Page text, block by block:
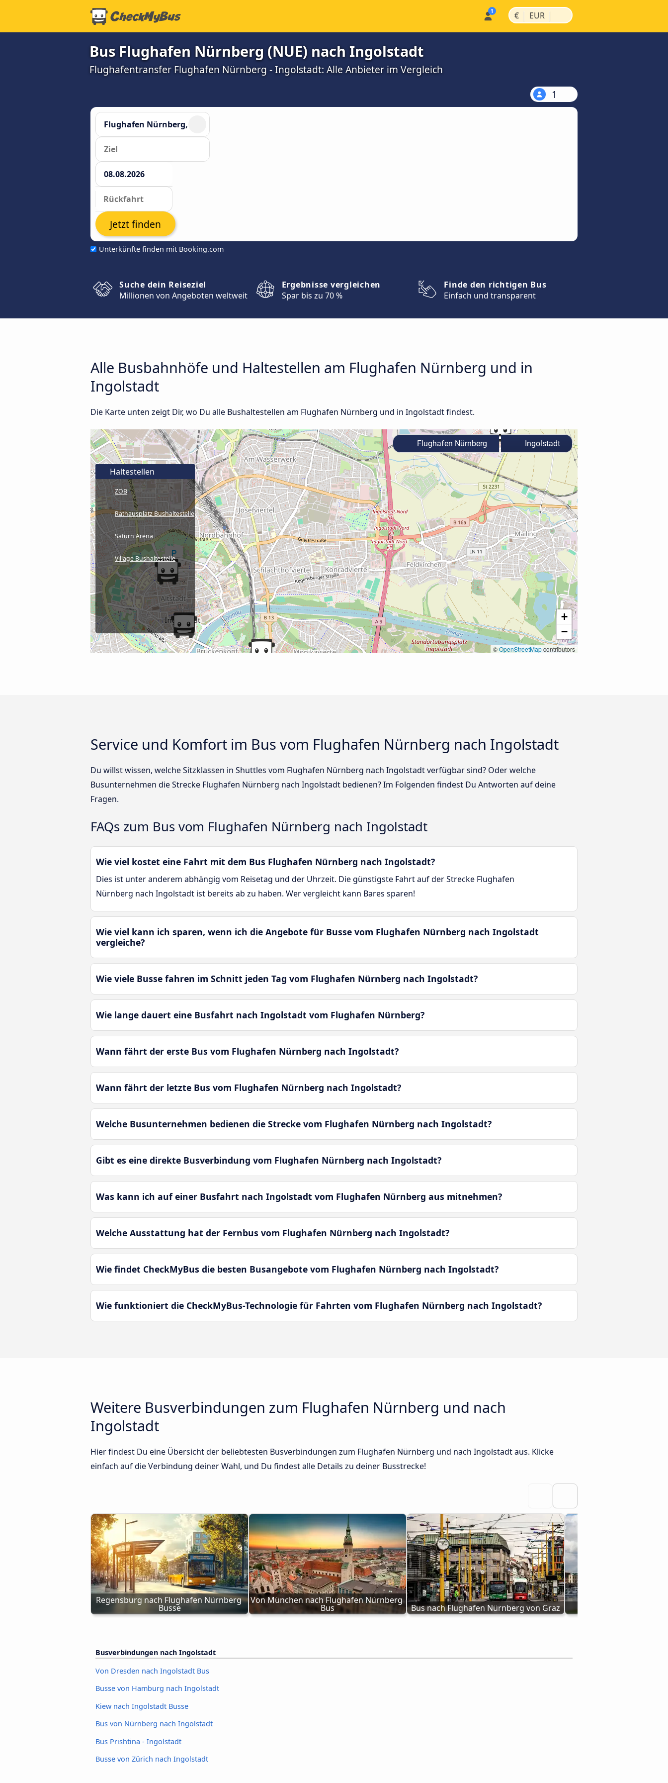
€ | EUR |
Bus Flughafen Nürnberg (NUE) nach Ingolstadt
Flughafentransfer Flughafen Nürnberg - Ingolstadt: Alle Anbieter im Vergleich
1
Unterkünfte finden mit Booking.com
Jetzt finden
Suche dein Reiseziel
Millionen von Angeboten weltweit
Ergebnisse vergleichen
Spar bis zu 70 %
Finde den richtigen Bus
Einfach und transparent
Alle Busbahnhöfe und Haltestellen am Flughafen Nürnberg und in
Ingolstadt
Die Karte unten zeigt Dir, wo Du alle Bushaltestellen am Flughafen Nürnberg und in Ingolstadt findest.
+
−
©OpenStreetMapcontributors
Haltestellen
ZOB
Rathausplatz Bushaltestelle
Saturn Arena
Village Bushaltestelle
Flughafen Nürnberg Ingolstadt
Service und Komfort im Bus vom Flughafen Nürnberg nach Ingolstadt
Du willst wissen, welche Sitzklassen in Shuttles vom Flughafen Nürnberg nach Ingolstadt verfügbar sind? Oder welche
Busunternehmen die Strecke Flughafen Nürnberg nach Ingolstadt bedienen? Im Folgenden findest Du Antworten auf deine
Fragen.
FAQs zum Bus vom Flughafen Nürnberg nach Ingolstadt
Wie viel kostet eine Fahrt mit dem Bus Flughafen Nürnberg nach Ingolstadt?
Dies ist unter anderem abhängig vom Reisetag und der Uhrzeit. Die günstigste Fahrt auf der Strecke Flughafen
Nürnberg nach Ingolstadt ist bereits ab zu haben. Wer vergleicht kann Bares sparen!
Wie viel kann ich sparen, wenn ich die Angebote für Busse vom Flughafen Nürnberg nach Ingolstadt
vergleiche?
Wie viele Busse fahren im Schnitt jeden Tag vom Flughafen Nürnberg nach Ingolstadt?
Wie lange dauert eine Busfahrt nach Ingolstadt vom Flughafen Nürnberg?
Wann fährt der erste Bus vom Flughafen Nürnberg nach Ingolstadt?
Wann fährt der letzte Bus vom Flughafen Nürnberg nach Ingolstadt?
Welche Busunternehmen bedienen die Strecke vom Flughafen Nürnberg nach Ingolstadt?
Gibt es eine direkte Busverbindung vom Flughafen Nürnberg nach Ingolstadt?
Was kann ich auf einer Busfahrt nach Ingolstadt vom Flughafen Nürnberg aus mitnehmen?
Welche Ausstattung hat der Fernbus vom Flughafen Nürnberg nach Ingolstadt?
Wie findet CheckMyBus die besten Busangebote vom Flughafen Nürnberg nach Ingolstadt?
Wie funktioniert die CheckMyBus-Technologie für Fahrten vom Flughafen Nürnberg nach Ingolstadt?
Weitere Busverbindungen zum Flughafen Nürnberg und nach
Ingolstadt
Hier findest Du eine Übersicht der beliebtesten Busverbindungen zum Flughafen Nürnberg und nach Ingolstadt aus. Klicke
einfach auf die Verbindung deiner Wahl, und Du findest alle Details zu deiner Busstrecke!
Regensburg nach Flughafen Nürnberg
Busse
Von München nach Flughafen Nürnberg
Bus Bus nach Flughafen Nürnberg von Graz
Busverbindungen nach Ingolstadt
Von Dresden nach Ingolstadt Bus
Busse von Hamburg nach Ingolstadt
Kiew nach Ingolstadt Busse
Bus von Nürnberg nach Ingolstadt
Bus Prishtina - Ingolstadt
Busse von Zürich nach Ingolstadt